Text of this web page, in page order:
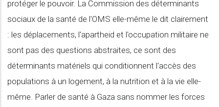
protéger le pouvoir. La Commission des déterminants
sociaux de la santé de l'OMS elle-même le dit clairement
: les déplacements, l'apartheid et l'occupation militaire ne
sont pas des questions abstraites, ce sont des
déterminants matériels qui conditionnent l'accès des
populations à un logement, à la nutrition et à la vie elle-
même. Parler de santé à Gaza sans nommer les forces